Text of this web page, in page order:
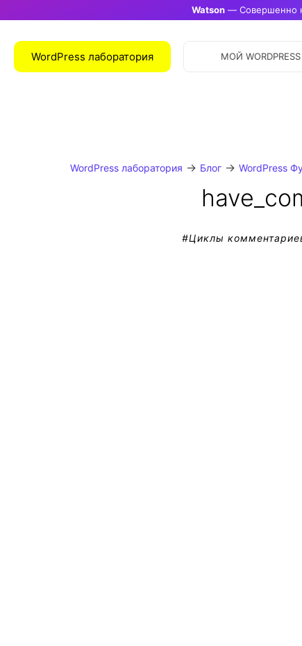
Watson — Совершенно
WordPress лаборатория МОЙ WORDPRESS
WordPress лаборатория → Блог→ WordPress
#Циклы